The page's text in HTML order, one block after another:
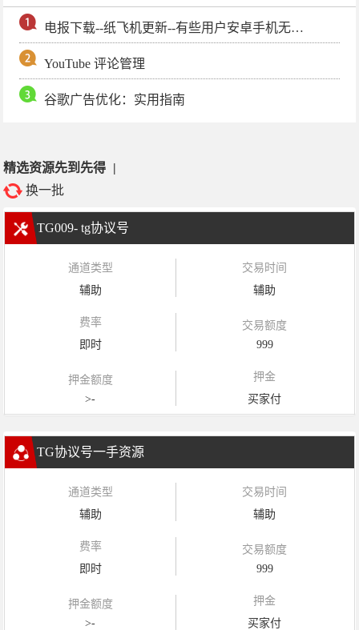
电报下载--纸飞机更新--有些用户安卓手机无法更新电报软件
YouTube 评论管理
谷歌广告优化：实用指南
精选资源先到先得 |
换一批
TG009- tg协议号
通道类型
辅助
交易时间
辅助
费率
即时
交易额度
999
押金额度
>-
押金
买家付
TG协议号一手资源
通道类型
辅助
交易时间
辅助
费率
即时
交易额度
999
押金额度
>-
押金
买家付